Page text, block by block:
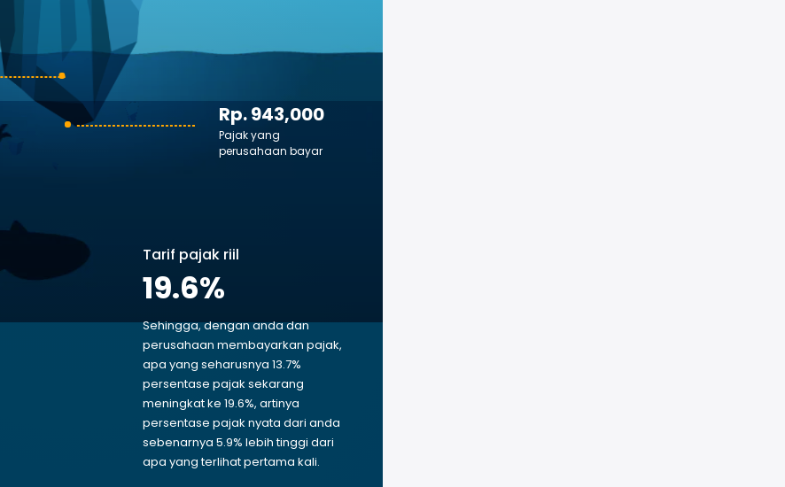
Rp. 943,000
Pajak yang
perusahaan bayar
Tarif pajak riil
19.6%
Sehingga, dengan anda dan
perusahaan membayarkan pajak,
apa yang seharusnya 13.7%
persentase pajak sekarang
meningkat ke 19.6%, artinya
persentase pajak nyata dari anda
sebenarnya 5.9% lebih tinggi dari
apa yang terlihat pertama kali.